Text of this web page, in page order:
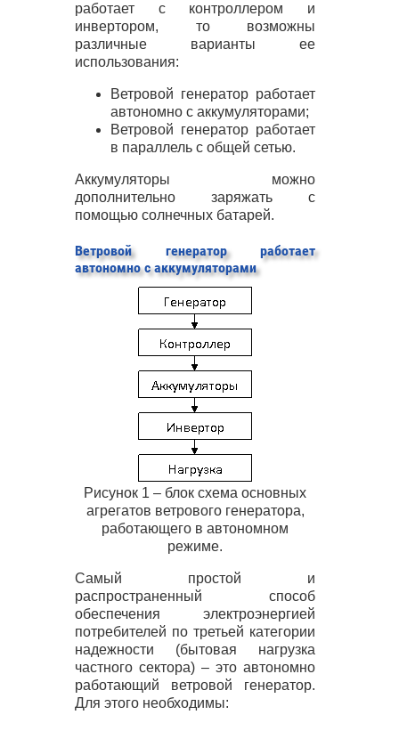
работает с контроллером и
инвертором, то возможны
различные варианты ее
использования:
Ветровой генератор работает
автономно с аккумуляторами;
Ветровой генератор работает
в параллель с общей сетью.
Аккумуляторы можно
дополнительно заряжать с
помощью солнечных батарей.
Ветровой генератор работает
автономно с аккумуляторами
Рисунок 1 – блок схема основных
агрегатов ветрового генератора,
работающего в автономном
режиме.
Самый простой и
распространенный способ
обеспечения электроэнергией
потребителей по третьей категории
надежности (бытовая нагрузка
частного сектора) – это автономно
работающий ветровой генератор.
Для этого необходимы: